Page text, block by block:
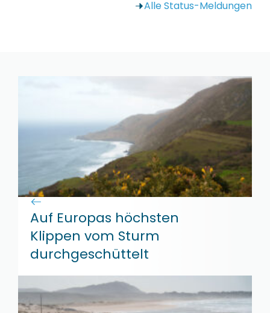
Alle Status-Meldungen
Auf Europas höchsten
Klippen vom Sturm
durchgeschüttelt